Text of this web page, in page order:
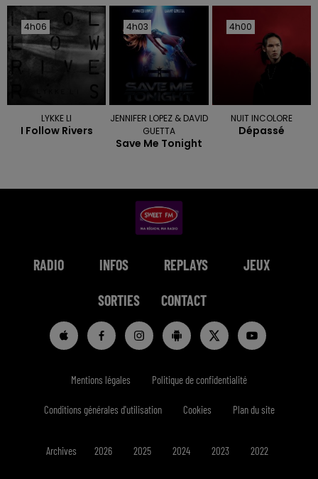
4h06
4h06
LYKKE LI
I Follow Rivers
4h03
4h03
JENNIFER LOPEZ & DAVID
GUETTA
Save Me Tonight
4h00
4h00
NUIT INCOLORE
Dépassé
RADIO INFOS REPLAYS JEUX
SORTIES CONTACT
Mentions légales Politique de confidentialité
Conditions générales d'utilisation Cookies Plan du site
Archives 2026 2025 2024 2023 2022